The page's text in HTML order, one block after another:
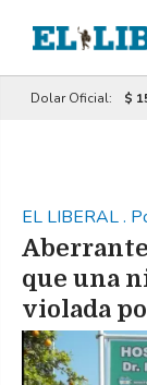
Dolar Oficial: $
EL LIBERAL.
que una
violada